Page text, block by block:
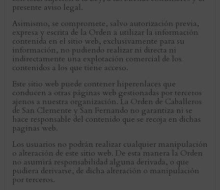
presente aviso legal.
Asimismo, se compromete, salvo autorización previa,
expresa y escrita de la Orden a utilizar la información
contenida en el sitio web, exclusivamente para su
información, no pudiendo realizar ni directa ni
indirectamente una explotación comercial de los
contenidos a los que tiene acceso.
Este sitio web puede contener hiperenlaces que
conducen a otras páginas web gestionadas por terceros
ajenos a nuestra organización. La Orden de Caballeros
de San Clemente y San Fernando no garantiza ni se
hace responsable del contenido que se recoja en dichas
paginas web.
Los usuarios no podrán realizar cualquier manipulación
o alteración de este sitio web. De esta manera la Orden
no asumirá responsabilidad alguna derivada, o que
pudiera derivarse, de dicha alteración o manipulación
por terceros.